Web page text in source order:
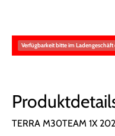
Verfügbarkeit bitte im Ladengeschäft
TERRA M30TEAM 1X